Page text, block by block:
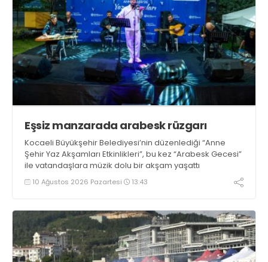
Eşsiz manzarada arabesk rüzgarı
Kocaeli Büyükşehir Belediyesi’nin düzenlediği “Anne
Şehir Yaz Akşamları Etkinlikleri”, bu kez “Arabesk Gecesi”
ile vatandaşlara müzik dolu bir akşam yaşattı
10 Ağustos 2026 Pazartesi 13:43